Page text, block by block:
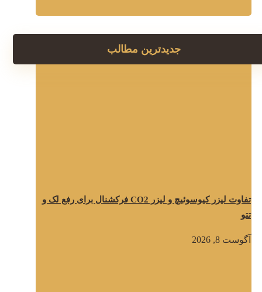
جدیدترین مطالب
تفاوت لیزر کیوسوئیچ و لیزر CO2 فرکشنال برای رفع لک و
تتو
آگوست 8, 2026